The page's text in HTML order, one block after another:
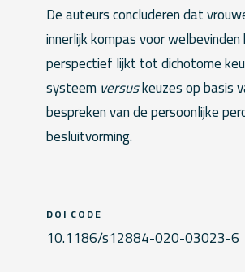
De auteurs concluderen dat
innerlijk kompas voor
perspectief lijkt tot dichotome
systeem versuskeuzes op basis
bespreken van de persoonlijke
besluitvorming.
DOI CODE
10.1186/s12884-020-03023-6